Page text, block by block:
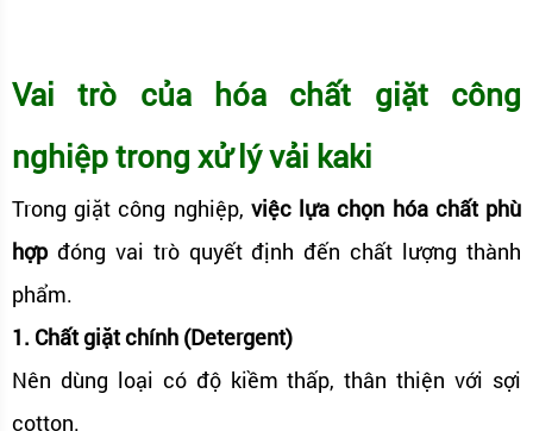
Vai trò của hóa chất giặt công
nghiệp trong xử lý vải kaki
Trong giặt công nghiệp, việc lựa chọn hóa chất phù
hợp đóng vai trò quyết định đến chất lượng thành
phẩm.
1. Chất giặt chính (Detergent)
Nên dùng loại có độ kiềm thấp, thân thiện với sợi
cotton.